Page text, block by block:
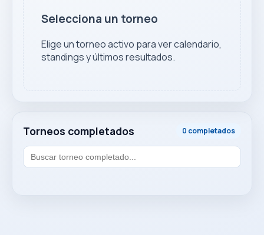
Torneos completados 0 completados
Selecciona un torneo
Elige un torneo activo para ver calendario,
standings y últimos resultados.